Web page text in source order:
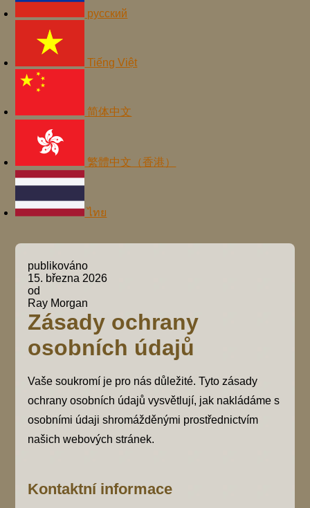
русский
Tiếng Việt
简体中文
繁體中文（香港）
ไทย
publikováno
15. března 2026
od
Ray Morgan
Zásady ochrany
osobních údajů
Vaše soukromí je pro nás důležité. Tyto zásady
ochrany osobních údajů vysvětlují, jak nakládáme s
osobními údaji shromážděnými prostřednictvím
našich webových stránek.
Kontaktní informace